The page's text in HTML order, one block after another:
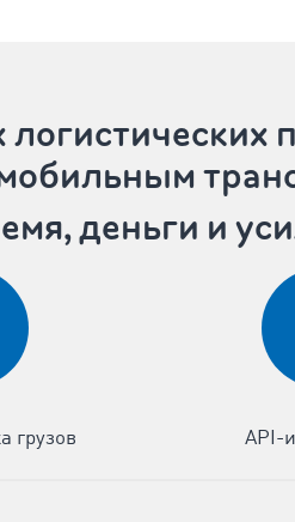
деньги и
грузов API-